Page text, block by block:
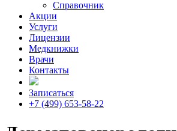
Справочник
Акции
Услуги
Лицензии
Медкнижки
Врачи
Контакты
Записаться
+7 (499) 653-58-22